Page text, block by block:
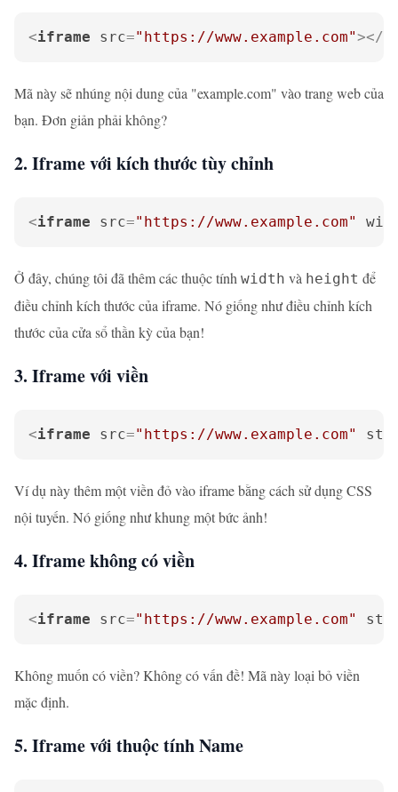
<iframe src="https://www.example.com"></
Mã này sẽ nhúng nội dung của "example.com" vào trang web của
bạn. Đơn giản phải không?
2. Iframe với kích thước tùy chỉnh
<iframe src="https://www.example.com"
Ở đây, chúng tôi đã thêm các thuộc tính width và height để
điều chỉnh kích thước của iframe. Nó giống như điều chỉnh kích
thước của cửa sổ thần kỳ của bạn!
3. Iframe với viền
<iframe src="https://www.example.com"
Ví dụ này thêm một viền đỏ vào iframe bằng cách sử dụng CSS
nội tuyến. Nó giống như khung một bức ảnh!
4. Iframe không có viền
<iframe src="https://www.example.com"
Không muốn có viền? Không có vấn đề! Mã này loại bỏ viền
mặc định.
5. Iframe với thuộc tính Name